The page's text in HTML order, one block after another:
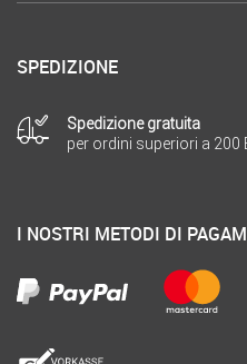
SPEDIZIONE
Spedizione gratuita
per ordini superiori a 200
I NOSTRI METODI DI